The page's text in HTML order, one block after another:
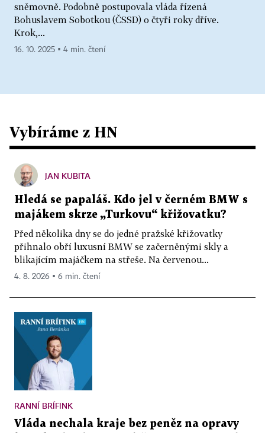
sněmovně. Podobně postupovala vláda řízená
Bohuslavem Sobotkou (ČSSD) o čtyři roky dříve.
Krok,...
16. 10. 2025 ▪ 4 min. čtení
Vybíráme z HN
JAN KUBITA
Hledá se papaláš. Kdo jel v černém BMW s
majákem skrze „Turkovu“ křižovatku?
Před několika dny se do jedné pražské křižovatky
přihnalo obří luxusní BMW se začerněnými skly a
blikajícím majáčkem na střeše. Na červenou...
4. 8. 2026 ▪ 6 min. čtení
RANNÍ BRÍFINK
Vláda nechala kraje bez peněz na opravy